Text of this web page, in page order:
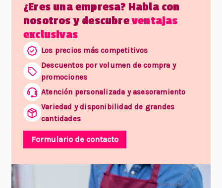
¿Eres una empresa? Habla con
nosotros y descubreventajas
exclusivas
Los precios más competitivos
Descuentos por volumen de compra y
promociones
Atención personalizada y asesoramiento
Variedad y disponibilidad de grandes
cantidades
Formulario de contacto